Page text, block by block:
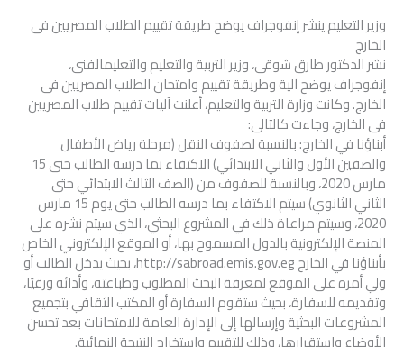
وزير التعليم ينشر إنفوجراف يوضح طريقة تقييم الطلاب المصريين فى
الخارج
نشر الدكتور طارق شوقى، وزير التربية والتعليم والتعليمالفنى،
إنفوجراف يوضح آلية وطريقة تقييم وامتحان الطلاب المصريين فى
الخارج. وكانت وزارة التربية والتعليم، أعلنت آليات تقييم طلاب المصريين
فى الخارج، وجاءت كالتالى:
أبناؤنا في الخارج: بالنسبة لصفوف النقل (مرحلة رياض الأطفال
والصفين الأول والثاني الابتدائي) الاكتفاء بما درسه الطالب حتى 15
مارس 2020، وبالنسبة للصفوف من (الصف الثالث الابتدائي حتى
الثاني الثانوي) سيتم الاكتفاء بما درسه الطالب حتى يوم 15 مارس
2020، وسيتم مراعاة ذلك في المشروع البحثي، الذي سيتم نشره على
المنصة الإلكترونية بالدول المسموح بها، أو الموقع الإلكتروني الخاص
بأبناؤنا في الخارج http://sabroad.emis.gov.eg، بحيث يدخل الطالب أو
ولي أمره على الموقع لمعرفة البحث المطلوب وطباعته، وأدائه ورقيًا،
وتقديمه للسفارة، بحيث ستقوم السفارة أو المكتب الثقافي بتجميع
المشروعات البحثية وإرسالها إلى الإدارة العامة للامتحانات بعد تحسن